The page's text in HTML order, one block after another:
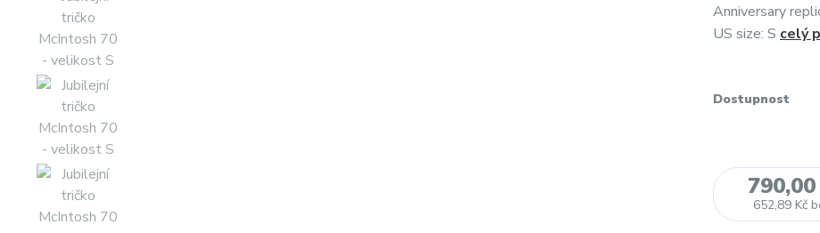
Anniversary
US size: S celý
Dostupnost
652,89 Kč